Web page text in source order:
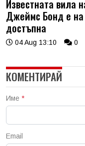
Известната вила
Джеймс Бонд е
достъпна
04 Aug 13:10 0
КОМЕНТИРАЙ
Име *
Email